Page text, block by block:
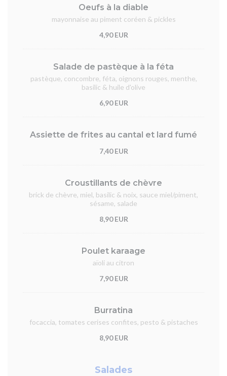
Oeufs à la diable
mayonnaise au piment coréen & pickles
4,90 EUR
Salade de pastèque à la féta
pastèque, concombre, féta, oignons rouges, menthe,
basilic & huile d'olive
6,90 EUR
Assiette de frites au cantal et lard fumé
7,40 EUR
Croustillants de chèvre
brick de chèvre, miel, basilic & noix, sauce miel/piment,
sésame, salade
8,90 EUR
Poulet karaage
aïoli au citron
7,90 EUR
Burratina
focaccia, tomates cerises confites, pesto & pistaches
8,90 EUR
Salades